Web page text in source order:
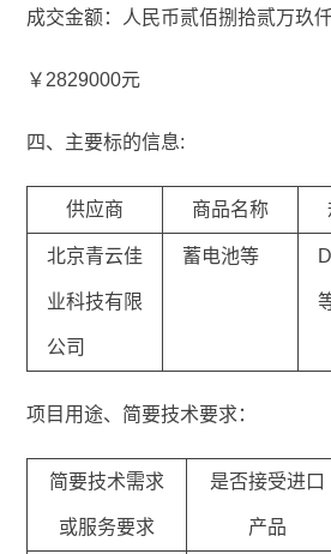
成交金额：人民币贰佰捌拾贰万玖
￥2829000元
四、主要标的信息:
供应商 商品名称
北京青云佳
业科技有限
公司
蓄电池等
项目用途、简要技术要求：
简要技术需求
或服务要求
是否接受进口
产品